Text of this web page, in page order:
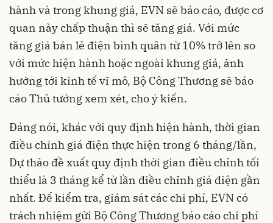
hành và trong khung giá, EVN sẽ báo cáo, được cơ
quan này chấp thuận thì sẽ tăng giá. Với mức
tăng giá bán lẻ điện bình quân từ 10% trở lên so
với mức hiện hành hoặc ngoài khung giá, ảnh
hưởng tới kinh tế vĩ mô, Bộ Công Thương sẽ báo
cáo Thủ tướng xem xét, cho ý kiến.
Đáng nói, khác với quy định hiện hành, thời gian
điều chỉnh giá điện thực hiện trong 6 tháng/lần,
Dự thảo đề xuất quy định thời gian điều chỉnh tối
thiểu là 3 tháng kể từ lần điều chỉnh giá điện gần
nhất. Để kiểm tra, giám sát các chi phí, EVN có
trách nhiệm gửi Bộ Công Thương báo cáo chi phí